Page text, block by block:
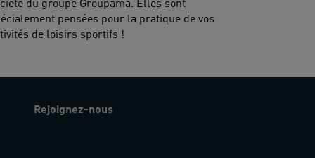
du groupe Groupama. Elles sont
pensées pour la pratique de vos
de loisirs sportifs !
Rejoignez-nous